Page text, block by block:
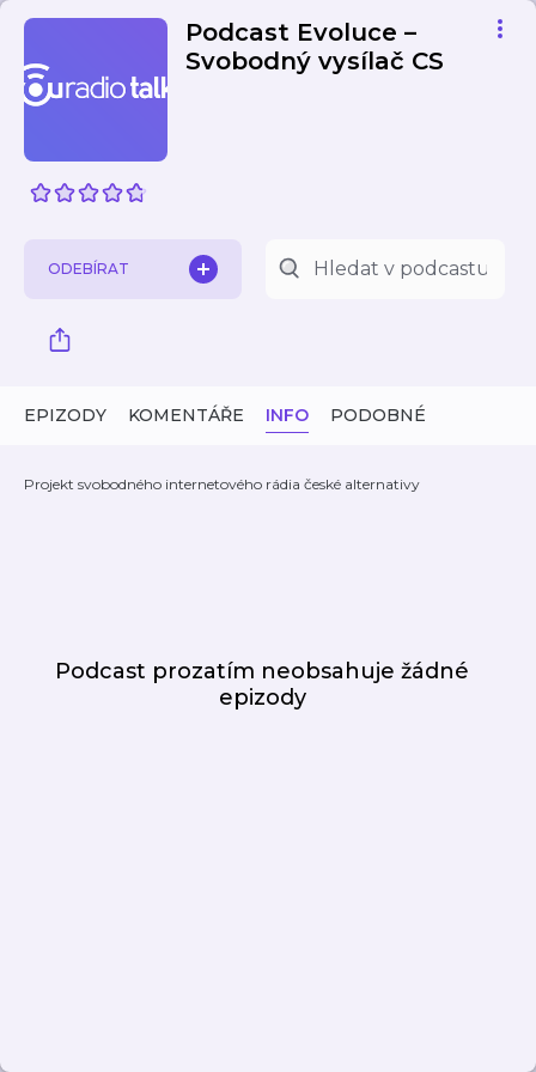
Podcast Evoluce –
Svobodný vysílač CS
ODEBÍRAT
EPIZODY KOMENTÁŘE INFO PODOBNÉ
Projekt svobodného internetového rádia české alternativy
Podcast prozatím neobsahuje žádné
epizody